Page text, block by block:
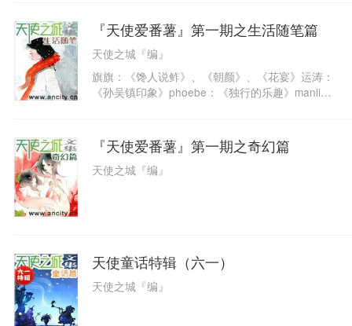
『天使爱番薯』第一期之生活随笔篇
天使之城『编』
旗旗：《馋人说鲊》、《朝颜》、《花宴》运涛：
《孙吴镇印象》phoebe：《独行的乐趣》manli
『天使爱番薯』第一期之奇幻篇
天使之城『编』
天使童话特辑（六一）
天使之城『编』